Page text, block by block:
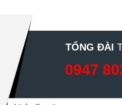
TỔNG ĐÀI
0947